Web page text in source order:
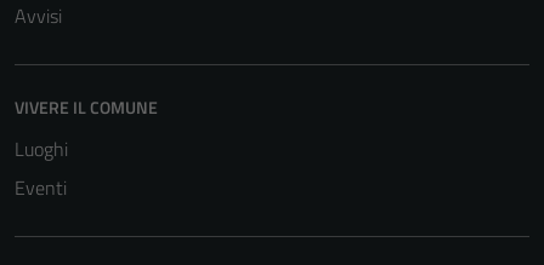
Avvisi
VIVERE IL COMUNE
Luoghi
Eventi